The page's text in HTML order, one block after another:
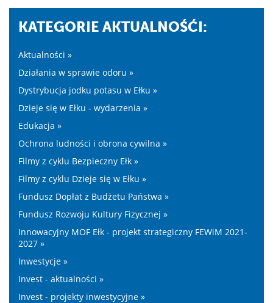
KATEGORIE AKTUALNOŚĆI:
Aktualności »
Działania w sprawie odoru »
Dystrybucja jodku potasu w Ełku »
Dzieje się w Ełku - wydarzenia »
Edukacja »
Ochrona ludności i obrona cywilna »
Filmy z cyklu Bezpieczny Ełk »
Filmy z cyklu Dzieje się w Ełku »
Fundusz Dopłat z Budżetu Państwa »
Fundusz Rozwoju Kultury Fizycznej »
Innowacyjny MOF Ełk - projekt strategiczny FEWiM 2021-
2027 »
Inwestycje »
Invest - aktualności »
Invest - projekty inwestycyjne »